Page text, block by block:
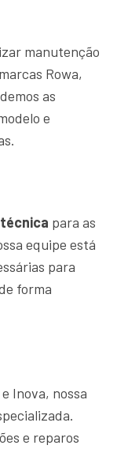
manutenção
Rowa,
as
e
para as
equipe está
para
forma
Inova, nossa
e reparos